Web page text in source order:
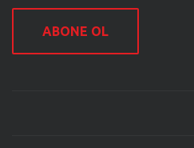
ABONE OL